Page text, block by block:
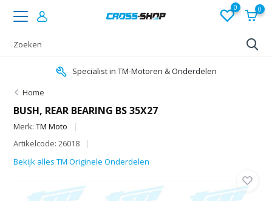
0 0
Specialist in TM-Motoren & Onderdelen
Home
BUSH, REAR BEARING BS 35X27
Merk:TM Moto
Artikelcode: 26018
Bekijk alles TM Originele Onderdelen